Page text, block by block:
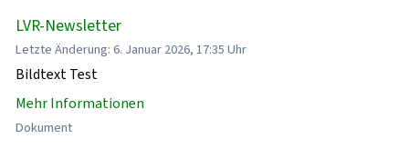
LVR-Newsletter
Letzte Änderung: 6. Januar 2026, 17:35 Uhr
Bildtext Test
Mehr Informationen
Dokument